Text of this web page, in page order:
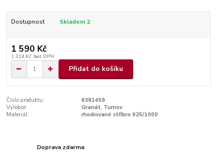
Dostupnost Skladem 2
1 590 Kč
1 314 Kč bez DPH
Přidat do košíku
Číslo produktu:
6381459
Výrobce:
Granát, Turnov
Materiál:
rhodiované stříbro 925/1000
Doprava zdarma